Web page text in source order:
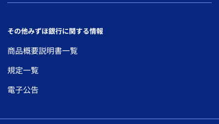
その他みずほ銀行に関する情報
商品概要説明書一覧
規定一覧
電子公告